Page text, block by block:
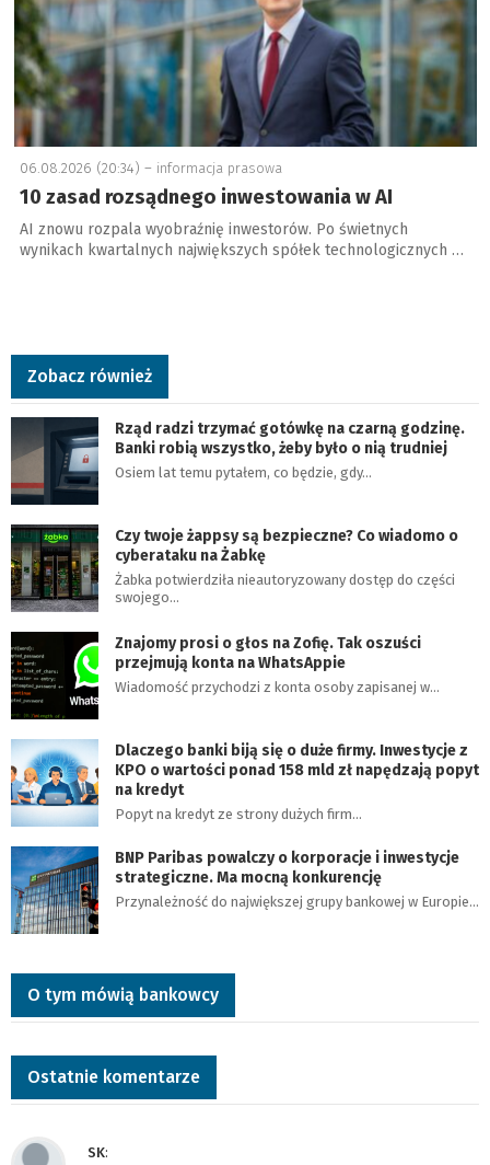
06.08.2026 (20:34) – informacja prasowa
10 zasad rozsądnego inwestowania w AI
AI znowu rozpala wyobraźnię inwestorów. Po świetnych
wynikach kwartalnych największych spółek technologicznych …
Zobacz również
Rząd radzi trzymać gotówkę na czarną godzinę.
Banki robią wszystko, żeby było o nią trudniej
Osiem lat temu pytałem, co będzie, gdy…
Czy twoje żappsy są bezpieczne? Co wiadomo o
cyberataku na Żabkę
Żabka potwierdziła nieautoryzowany dostęp do części
swojego…
Znajomy prosi o głos na Zofię. Tak oszuści
przejmują konta na WhatsAppie
Wiadomość przychodzi z konta osoby zapisanej w…
Dlaczego banki biją się o duże firmy. Inwestycje z
KPO o wartości ponad 158 mld zł napędzają popyt
na kredyt
Popyt na kredyt ze strony dużych firm…
BNP Paribas powalczy o korporacje i inwestycje
strategiczne. Ma mocną konkurencję
Przynależność do największej grupy bankowej w Europie…
O tym mówią bankowcy
Ostatnie komentarze
SK: